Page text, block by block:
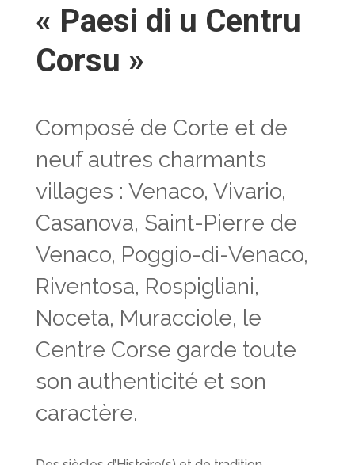
« Paesi di u Centru
Corsu »
Composé de Corte et de
neuf autres charmants
villages : Venaco, Vivario,
Casanova, Saint-Pierre de
Venaco, Poggio-di-Venaco,
Riventosa, Rospigliani,
Noceta, Muracciole, le
Centre Corse garde toute
son authenticité et son
caractère.